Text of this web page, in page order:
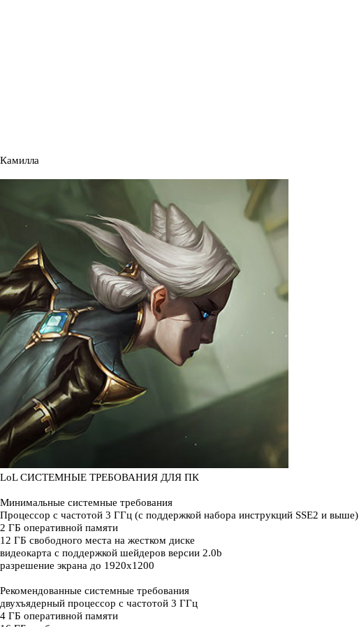
Камилла
LoL СИСТЕМНЫЕ ТРЕБОВАНИЯ ДЛЯ ПК
Минимальные системные требования
Процессор с частотой 3 ГГц (с поддержкой набора инструкций SSE2 и выше)
2 ГБ оперативной памяти
12 ГБ свободного места на жестком диске
видеокарта с поддержкой шейдеров версии 2.0b
разрешение экрана до 1920x1200
Рекомендованные системные требования
двухъядерный процессор с частотой 3 ГГц
4 ГБ оперативной памяти